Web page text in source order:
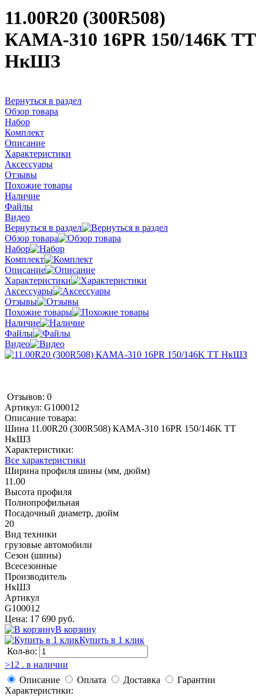
11.00R20 (300R508)
КАМА-310 16PR 150/146K TT
НкШЗ
Вернуться в раздел
Обзор товара
Набор
Комплект
Описание
Характеристики
Аксессуары
Отзывы
Похожие товары
Наличие
Файлы
Видео
Вернуться в раздел
Обзор товара
Набор
Комплект
Описание
Характеристики
Аксессуары
Отзывы
Похожие товары
Наличие
Файлы
Видео
Отзывов: 0
Артикул: G100012
Описание товара:
Шина 11.00R20 (300R508) КАМА-310 16PR 150/146K TT
НкШЗ
Характеристики:
Все характеристики
Ширина профиля шины (мм, дюйм)
11.00
Высота профиля
Полнопрофильная
Посадочный диаметр, дюйм
20
Вид техники
грузовые автомобили
Сезон (шины)
Всесезонные
Производитель
НкШЗ
Артикул
G100012
Цена: 17 690 руб.
В корзину
Купить в 1 клик
Кол-во:
>12 . в наличии
Описание
Оплата Доставка
Гарантии
Характеристики: